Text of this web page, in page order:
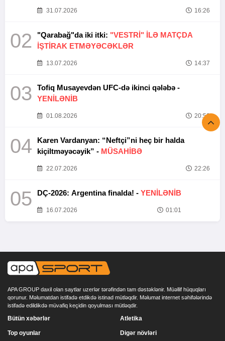
31.07.2026 16:26
02 "Qarabağ"da iki itki: "VESTRİ" İLƏ MATÇDA
İŞTİRAK ETMƏYƏCƏKLƏR
13.07.2026 14:37
03
Tofiq Musayevdən UFC-də ikinci qələbə -
YENİLƏNİB
01.08.2026 20:52
04
Karen Vardanyan: “Neftçi”ni heç bir halda
kiçiltməyəcəyik” - MÜSAHİBƏ
22.07.2026 22:26
05 DÇ-2026: Argentina finalda! - YENİLƏNİB
16.07.2026 01:01
APA GROUP daxil olan saytlar uzerlər tərəfindən tam dəstəklənir. Müəllif hüquqları
qorunur. Məlumatdan istifadə etdikdə istinad mütləqdir. Məlumat internet səhifələrində
istifadə edildikdə müvafiq keçidin qoyulması mütləqdir.
Bütün xəbərlər
Top oyunlar
Atletika
Digər növləri